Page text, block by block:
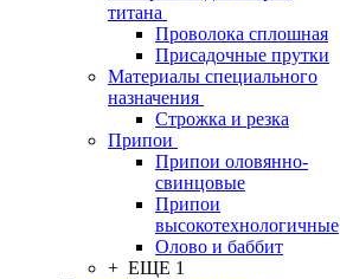
титана
Проволока сплошная
Присадочные прутки
Материалы специального
назначения
Строжка и резка
Припои
Припои оловянно-
свинцовые
Припои
высокотехнологичные
Олово и баббит
+ ЕЩЕ 1